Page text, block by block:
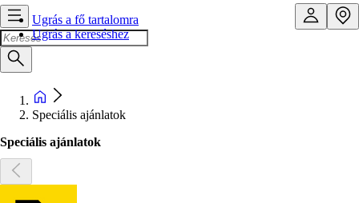
Ugrás a fő tartalomra
Ugrás a kereséshez
Speciális ajánlatok
Speciális ajánlatok